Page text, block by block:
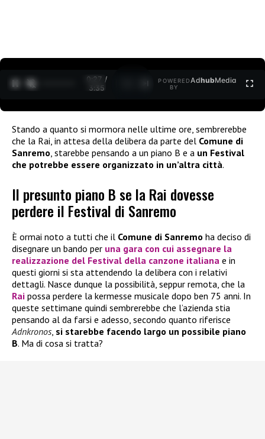
0:28 /
3:35
POWERED
BY
AdhubMedia
Stando a quanto si mormora nelle ultime ore, sembrerebbe
che la Rai, in attesa della delibera da parte del Comune di
Sanremo , starebbe pensando a un piano B e a un Festival
che potrebbe essere organizzato in un’altra città.
Il presunto piano B se la Rai dovesse
perdere il Festival di Sanremo
È ormai noto a tutti che il Comune di Sanremo ha deciso di
disegnare un bando per una gara con cui assegnare la
realizzazione del Festival della canzone italiana e in
questi giorni si sta attendendo la delibera con i relativi
dettagli. Nasce dunque la possibilità, seppur remota, che la
Rai possa perdere la kermesse musicale dopo ben 75 anni. In
queste settimane quindi sembrerebbe che l’azienda stia
pensando al da farsi e adesso, secondo quanto riferisce
Adnkronos, si starebbe facendo largo un possibile piano
B. Ma di cosa si tratta?